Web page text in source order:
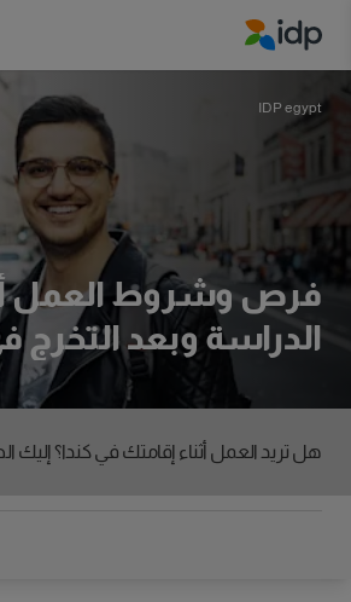
IDP egypt
فرص وشروط العمل
الدراسة وبعد التخرج
هل تريد العمل أثناء إقامتك في كندا؟ إليك